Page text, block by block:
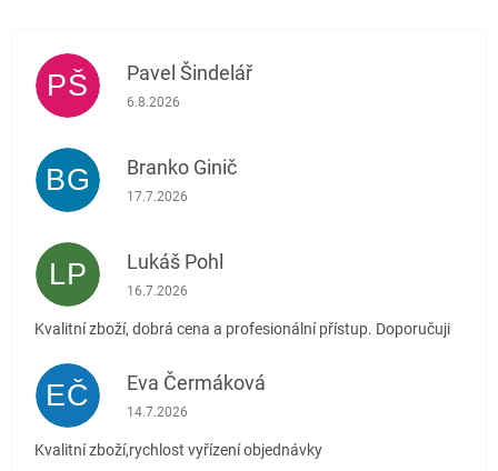
PŠ Pavel Šindelář
Hodnocení obchodu je 5 z 5 hvězdiček.
6.8.2026
BG Branko Ginič
Hodnocení obchodu je 5 z 5 hvězdiček.
17.7.2026
LP Lukáš Pohl
Hodnocení obchodu je 5 z 5 hvězdiček.
16.7.2026
Kvalitní zboží, dobrá cena a profesionální přístup. Doporučuji
EČ Eva Čermáková
Hodnocení obchodu je 5 z 5 hvězdiček.
14.7.2026
Kvalitní zboží,rychlost vyřízení objednávky